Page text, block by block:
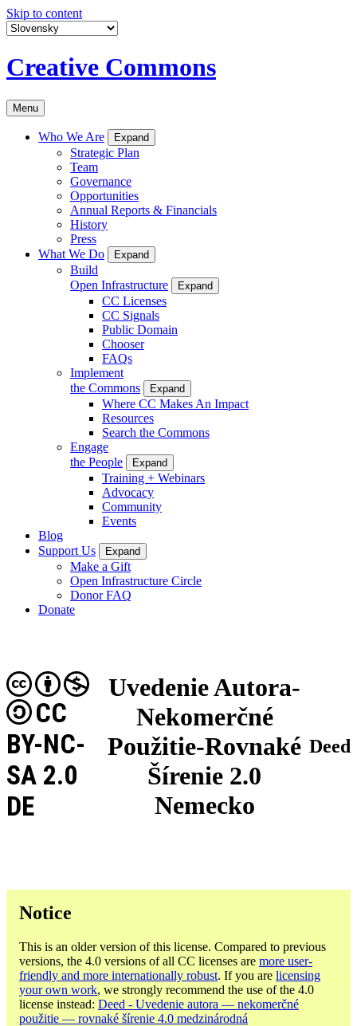
Skip to content
Creative Commons
Menu
Who We Are Expand
Strategic Plan
Team
Governance
Opportunities
Annual Reports & Financials
History
Press
What We Do
Expand
Build
Open Infrastructure
Expand
CC Licenses
CC Signals
Public Domain
Chooser
FAQs
Implement
the Commons
Expand
Where CC Makes An Impact
Resources
Search the Commons
Engage
the People
Expand
Training + Webinars
Advocacy
Community
Events
Blog
Support Us
Expand
Make a Gift
Open Infrastructure Circle
Donor FAQ
Donate
Uvedenie Autora-
Nekomerčné
Použitie-Rovnaké
Šírenie 2.0
Nemecko
CC
BY-NC-
SA 2.0
DE
Deed
Notice
This is an older version of this license. Compared to previous
versions, the 4.0 versions of all CC licenses are more user-
friendly and more internationally robust. If you are licensing
your own work, we strongly recommend the use of the 4.0
license instead: Deed - Uvedenie autora — nekomerčné
použitie — rovnaké šírenie 4.0 medzinárodná